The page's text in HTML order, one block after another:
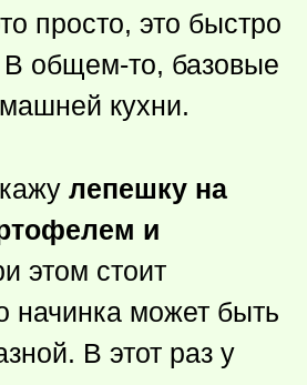
просто, это быстро
В общем-то, базовые
кухни.
лепешку на
и
этом стоит
начинка может быть
В этот раз у